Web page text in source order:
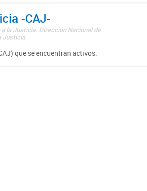
-CAJ-
la Justicia. Dirección Nacional de
Justicia
que se encuentran activos.